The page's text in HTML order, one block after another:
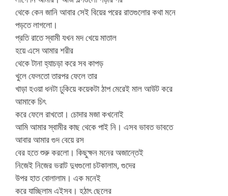
থেকে কেন জানি আবার সেই বিয়ের পরের রাতগুলোর কথা মনে
পড়তে লাগলো।
প্রতি রাতে স্বামী যখন মদ খেয়ে মাতাল
হয়ে এসে আমার শরীর
থেকে টানা হ্যাচড়া করে সব কাপড়
খুলে ফেলতো তারপর ফেলে তার
খাড়া হওয়া ধনটা ঢুকিয়ে কয়েকটা ঠাপ মেরেই মাল আউট করে
আমাকে চিৎ
করে ফেলে রাখতো। চোদার মজা কখনোই
আমি আমার স্বামীর কাছ থেকে পাই নি। এসব ভাবত ভাবতে
আবার আমার গুদ বেয়ে রস
বের হতে শুরু করলো। কিছুক্ষন মনের অজান্তেই
নিজেই নিজের ভরাট দুধগুলো চটকালাম, গুদের
উপর হাত বোলালাম। এক মনেই
করে যাচ্ছিলাম এইসব। হঠাৎ ছেলের